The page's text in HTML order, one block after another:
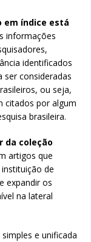
em índice está
informações
identificados
ser consideradas
ou seja,
citados por algum
brasileira.
da coleção
artigos que
de
expandir os
na lateral
e unificada